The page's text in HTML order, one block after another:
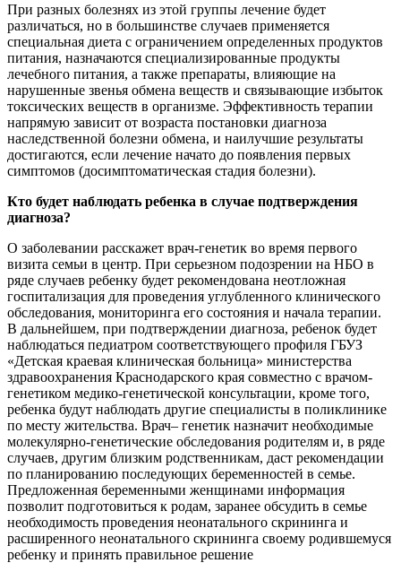
При разных болезнях из этой группы лечение будет
различаться, но в большинстве случаев применяется
специальная диета с ограничением определенных продуктов
питания, назначаются специализированные продукты
лечебного питания, а также препараты, влияющие на
нарушенные звенья обмена веществ и связывающие избыток
токсических веществ в организме. Эффективность терапии
напрямую зависит от возраста постановки диагноза
наследственной болезни обмена, и наилучшие результаты
достигаются, если лечение начато до появления первых
симптомов (досимптоматическая стадия болезни).
Кто будет наблюдать ребенка в случае подтверждения
диагноза?
О заболевании расскажет врач-генетик во время первого
визита семьи в центр. При серьезном подозрении на НБО в
ряде случаев ребенку будет рекомендована неотложная
госпитализация для проведения углубленного клинического
обследования, мониторинга его состояния и начала терапии.
В дальнейшем, при подтверждении диагноза, ребенок будет
наблюдаться педиатром соответствующего профиля ГБУЗ
«Детская краевая клиническая больница» министерства
здравоохранения Краснодарского края совместно с врачом-
генетиком медико-генетической консультации, кроме того,
ребенка будут наблюдать другие специалисты в поликлинике
по месту жительства. Врач– генетик назначит необходимые
молекулярно-генетические обследования родителям и, в ряде
случаев, другим близким родственникам, даст рекомендации
по планированию последующих беременностей в семье.
Предложенная беременными женщинами информация
позволит подготовиться к родам, заранее обсудить в семье
необходимость проведения неонатального скрининга и
расширенного неонатального скрининга своему родившемуся
ребенку и принять правильное решение